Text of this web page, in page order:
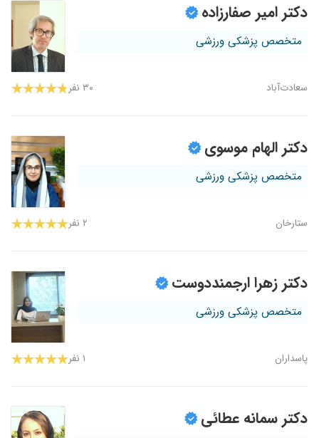
دکتر امیر صفارزاده
متخصص پزشکی ورزشی
سعادت‌آباد ۳۰ نفر
دکتر الهام موسوی
متخصص پزشکی ورزشی
ستارخان ۲ نفر
دکتر زهرا ارجمنددوست
متخصص پزشکی ورزشی
پاسداران ۱ نفر
دکتر سمانه عطائی